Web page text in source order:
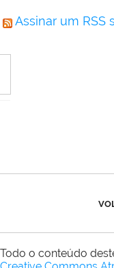
Assinar um RSS
Todo o conteúdo